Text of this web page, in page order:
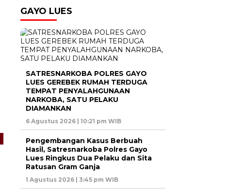
GAYO LUES
SATRESNARKOBA POLRES GAYO
LUES GEREBEK RUMAH TERDUGA
TEMPAT PENYALAHGUNAAN
NARKOBA, SATU PELAKU
DIAMANKAN
6 Agustus 2026 | 10:21 pm WIB
Pengembangan Kasus Berbuah
Hasil, Satresnarkoba Polres Gayo
Lues Ringkus Dua Pelaku dan Sita
Ratusan Gram Ganja
1 Agustus 2026 | 3:45 pm WIB